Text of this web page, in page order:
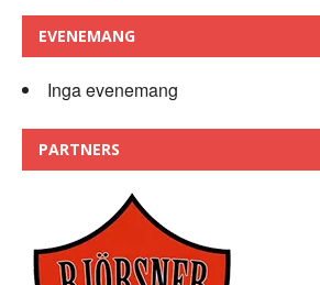
EVENEMANG
Inga evenemang
PARTNERS